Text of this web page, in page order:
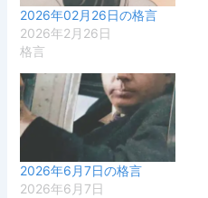
2026年02月26日の格言
2026年2月26日
格言
2026年6月7日の格言
2026年6月7日